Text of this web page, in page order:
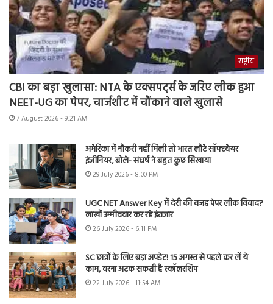
राष्ट्रीय
CBI का बड़ा खुलासा: NTA के एक्सपर्ट्स के जरिए लीक हुआ
NEET-UG का पेपर, चार्जशीट में चौंकाने वाले खुलासे
7 August 2026 - 9:21 AM
अमेरिका में नौकरी नहीं मिली तो भारत लौटे सॉफ्टवेयर
इंजीनियर, बोले- संघर्ष ने बहुत कुछ सिखाया
29 July 2026 - 8:00 PM
UGC NET Answer Key में देरी की वजह पेपर लीक विवाद?
लाखों उम्मीदवार कर रहे इंतजार
26 July 2026 - 6:11 PM
SC छात्रों के लिए बड़ा अपडेट! 15 अगस्त से पहले कर लें ये
काम, वरना अटक सकती है स्कॉलरशिप
22 July 2026 - 11:54 AM